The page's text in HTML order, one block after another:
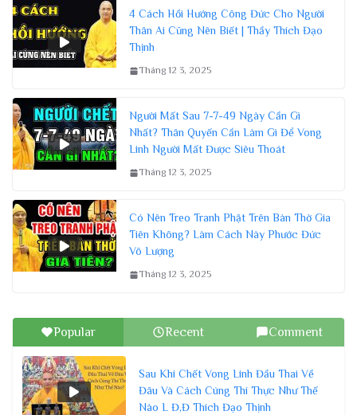
4 Cách Hồi Hướng Công Đức Cho Người
Thân Ai Cũng Nên Biết | Thầy Thích Đạo
Thịnh
Tháng 12 3, 2025
Người Mất Sau 7-7-49 Ngày Cần Gì
Nhất? Thân Quyến Cần Làm Gì Để Vong
Linh Người Mất Được Siêu Thoát
Tháng 12 3, 2025
Có Nên Treo Tranh Phật Trên Bàn Thờ Gia
Tiên Không? Làm Cách Này Phước Đức
Vô Lượng
Tháng 12 3, 2025
Popular Recent Comment
Sau Khi Chết Vong Linh Đầu Thai Về
Đâu Và Cách Cúng Thí Thực Như Thế
Nào L Đ,Đ Thích Đạo Thịnh